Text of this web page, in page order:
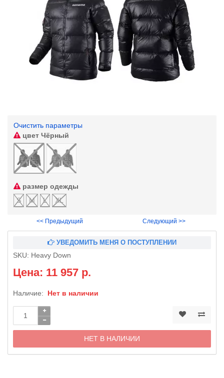
Очистить параметры
цвет Чёрный
размер одежды
S
M L XL
<< Предыдущий Следующий >>
УВЕДОМИТЬ МЕНЯ О ПОСТУПЛЕНИИ
SKU: Heavy Down
Цена: 11 957 р.
Наличие: Нет в наличии
НЕТ В НАЛИЧИИ